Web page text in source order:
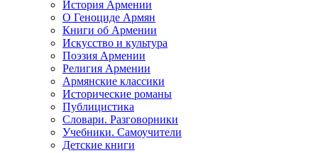
История Армении
О Геноциде Армян
Книги об Армении
Иcкусство и культура
Поэзия Армении
Религия Армении
Армянские классики
Исторические романы
Публицистика
Словари. Разговорники
Учебники. Самоучители
Детские книги